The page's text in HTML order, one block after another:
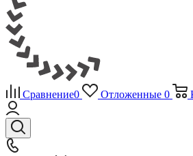
Сравнение0 Отложенные 0